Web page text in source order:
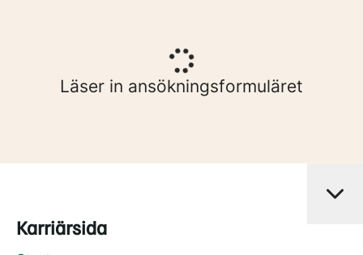
Läser in ansökningsformuläret
Karriärsida